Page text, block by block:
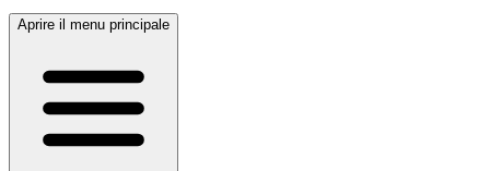
Aprire il menu principale